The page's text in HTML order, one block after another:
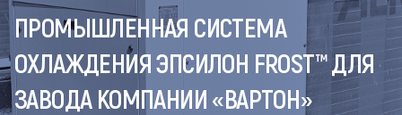
ПРОМЫШЛЕННАЯ СИСТЕМА
ОХЛАЖДЕНИЯ ЭПСИЛОН FROST™ ДЛЯ
ЗАВОДА КОМПАНИИ «ВАРТОН»